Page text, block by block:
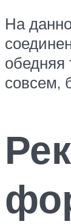
На
обедняя
совсем,